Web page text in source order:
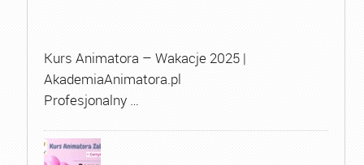
Kurs Animatora – Wakacje 2025 |
AkademiaAnimatora.pl
Profesjonalny …